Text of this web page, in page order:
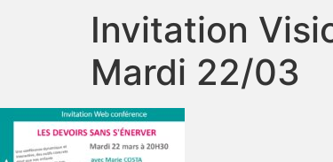
Invitation
Mardi 22/03